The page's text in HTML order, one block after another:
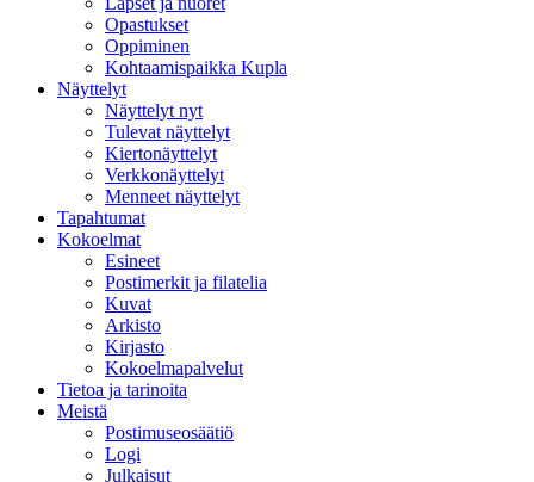
Opastukset
Oppiminen
Kohtaamispaikka Kupla
Näyttelyt
Näyttelyt nyt
Tulevat näyttelyt
Kiertonäyttelyt
Verkkonäyttelyt
Menneet näyttelyt
Tapahtumat
Kokoelmat
Esineet
Postimerkit ja filatelia
Kuvat
Arkisto
Kirjasto
Kokoelmapalvelut
Tietoa ja tarinoita
Meistä
Postimuseosäätiö
Logi
Julkaisut